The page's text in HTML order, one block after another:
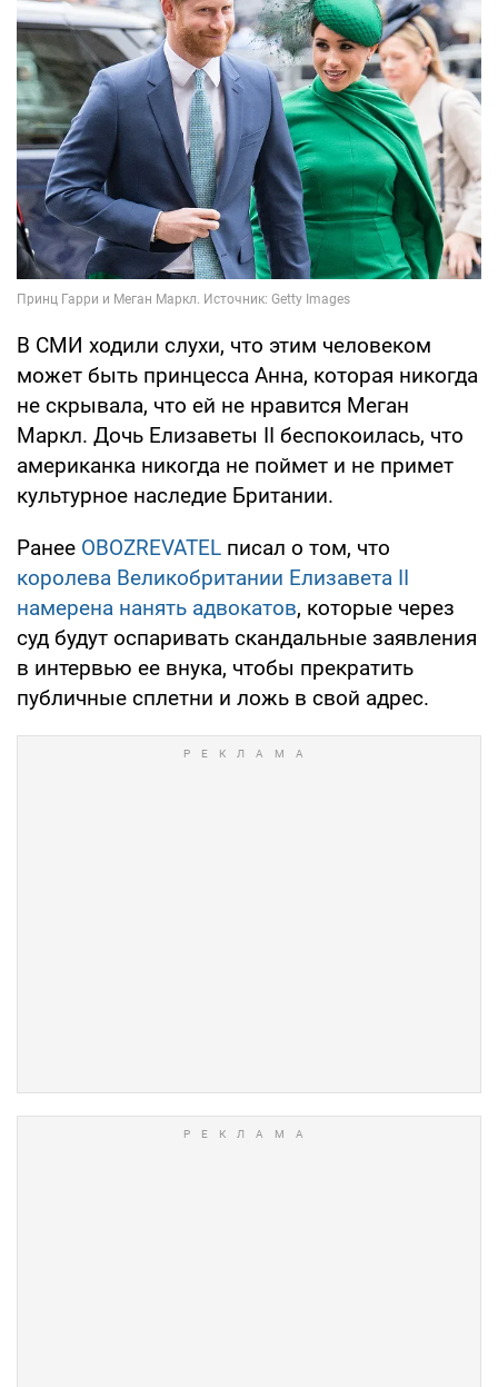
В СМИ ходили слухи, что этим человеком
может быть принцесса Анна, которая никогда
не скрывала, что ей не нравится Меган
Маркл. Дочь Елизаветы II беспокоилась, что
американка никогда не поймет и не примет
культурное наследие Британии.
Ранее OBOZREVATEL писал о том, что
королева Великобритании Елизавета II
намерена нанять адвокатов, которые через
суд будут оспаривать скандальные заявления
в интервью ее внука, чтобы прекратить
публичные сплетни и ложь в свой адрес.